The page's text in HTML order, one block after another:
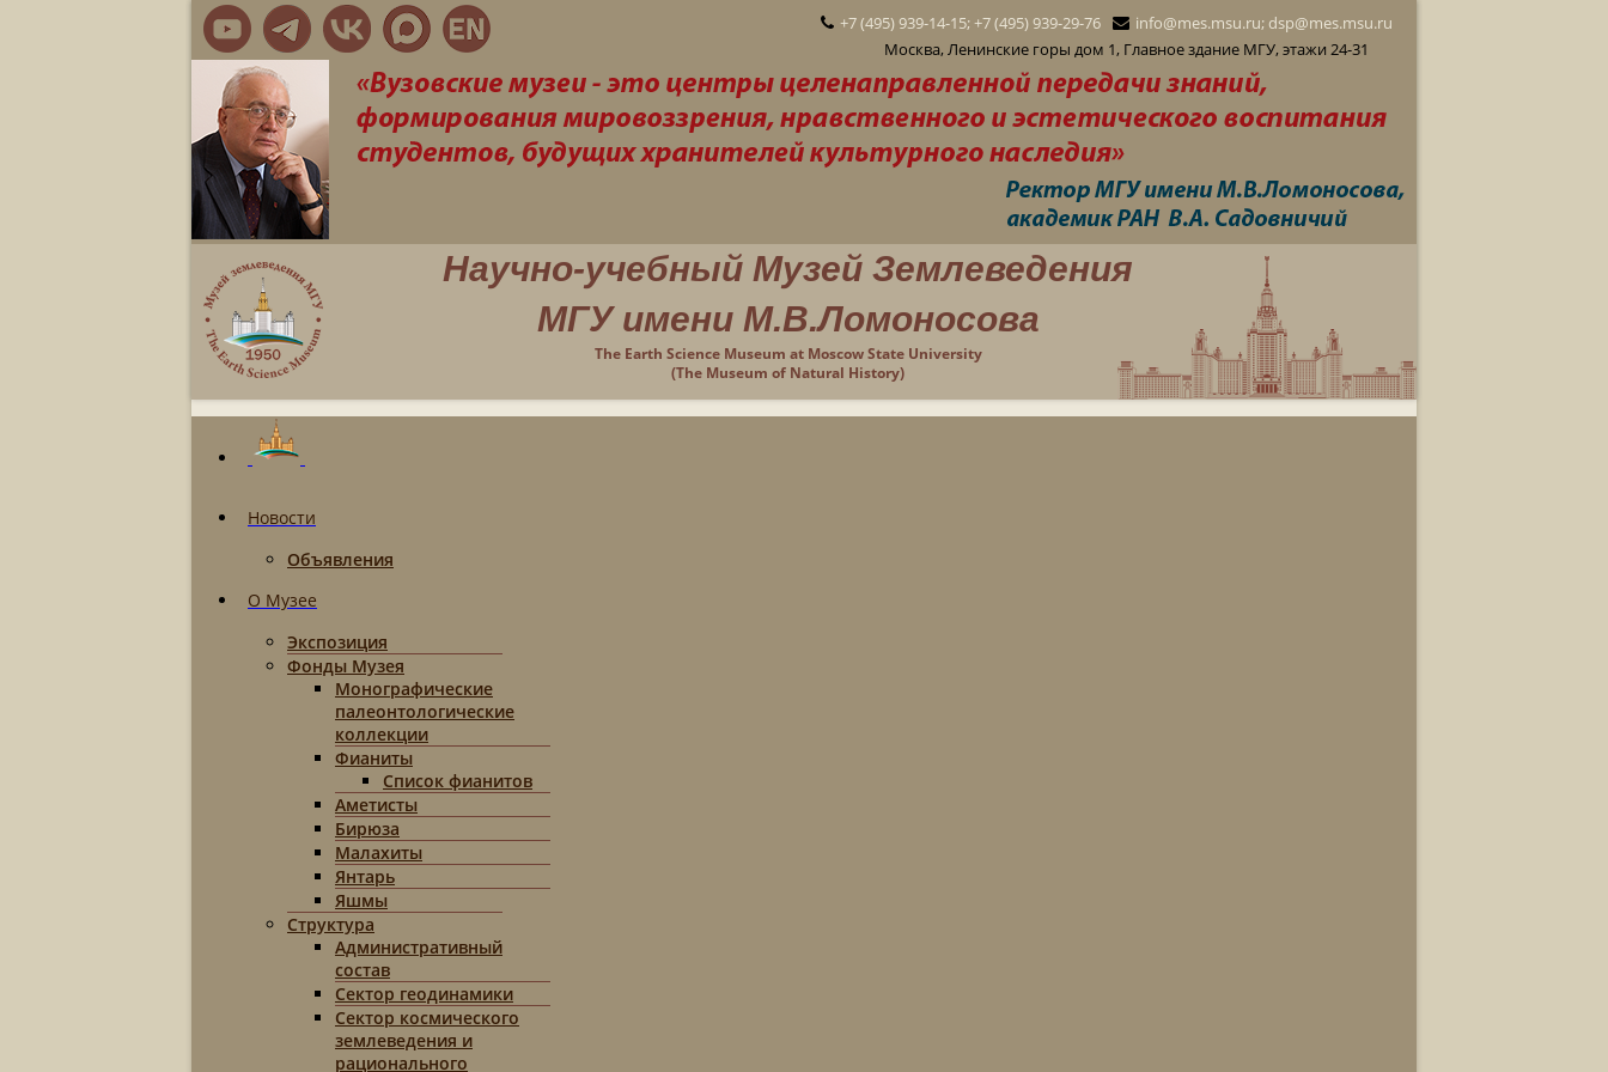
+7 (495) 939-14-15; +7 (495) 939-29-76
info@mes.msu.ru; dsp@mes.msu.ru
Москва, Ленинские горы дом 1, Главное здание МГУ, этажи 24-31
Научно-учебный Музей Землеведения
МГУ имени М.В.Ломоносова
The Earth Science Museum at Moscow State University
(The Museum of Natural History)
Новости
Объявления
О Музее
Экспозиция
Фонды Музея
Монографические
палеонтологические
коллекции
Фианиты
Список фианитов
Аметисты
Бирюза
Малахиты
Янтарь
Яшмы
Структура
Административный
состав
Сектор геодинамики
Сектор космического
землеведения и
рационального